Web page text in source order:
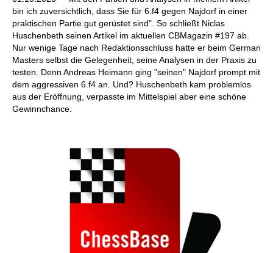
bin ich zuversichtlich, dass Sie für 6.f4 gegen Najdorf in einer
praktischen Partie gut gerüstet sind". So schließt Niclas
Huschenbeth seinen Artikel im aktuellen CBMagazin #197 ab.
Nur wenige Tage nach Redaktionsschluss hatte er beim German
Masters selbst die Gelegenheit, seine Analysen in der Praxis zu
testen. Denn Andreas Heimann ging "seinen" Najdorf prompt mit
dem aggressiven 6.f4 an. Und? Huschenbeth kam problemlos
aus der Eröffnung, verpasste im Mittelspiel aber eine schöne
Gewinnchance.